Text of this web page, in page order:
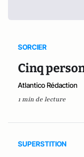
SORCIER
Cinq
Atlantico Rédaction
1 min de lecture
SUPERSTITION